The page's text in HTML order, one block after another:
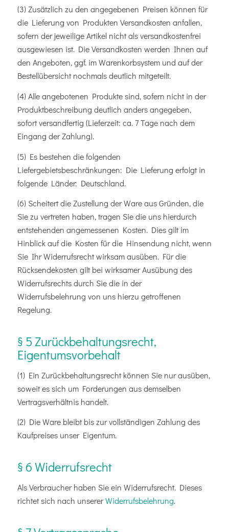
(3) Zusätzlich zu den angegebenen Preisen können für
die Lieferung von Produkten Versandkosten anfallen,
sofern der jeweilige Artikel nicht als versandkostenfrei
ausgewiesen ist. Die Versandkosten werden Ihnen auf
den Angeboten, ggf. im Warenkorbsystem und auf der
Bestellübersicht nochmals deutlich mitgeteilt.
(4) Alle angebotenen Produkte sind, sofern nicht in der
Produktbeschreibung deutlich anders angegeben,
sofort versandfertig (Lieferzeit: ca. 7 Tage nach dem
Eingang der Zahlung).
(5) Es bestehen die folgenden
Liefergebietsbeschränkungen: Die Lieferung erfolgt in
folgende Länder: Deutschland.
(6) Scheitert die Zustellung der Ware aus Gründen, die
Sie zu vertreten haben, tragen Sie die uns hierdurch
entstehenden angemessenen Kosten. Dies gilt im
Hinblick auf die Kosten für die Hinsendung nicht, wenn
Sie Ihr Widerrufsrecht wirksam ausüben. Für die
Rücksendekosten gilt bei wirksamer Ausübung des
Widerrufsrechts durch Sie die in der
Widerrufsbelehrung von uns hierzu getroffenen
Regelung.
§ 5 Zurückbehaltungsrecht,
Eigentumsvorbehalt
(1) Ein Zurückbehaltungsrecht können Sie nur ausüben,
soweit es sich um Forderungen aus demselben
Vertragsverhältnis handelt.
(2) Die Ware bleibt bis zur vollständigen Zahlung des
Kaufpreises unser Eigentum.
§ 6 Widerrufsrecht
Als Verbraucher haben Sie ein Widerrufsrecht. Dieses
richtet sich nach unsererWiderrufsbelehrung.